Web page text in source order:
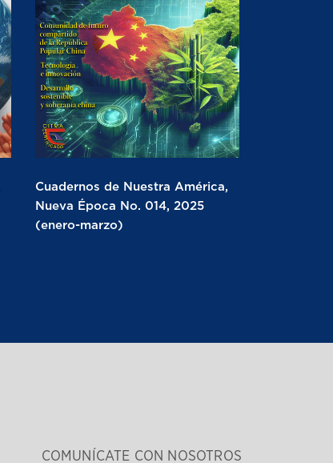
Cuadernos de Nuestra América,
Nueva Época No. 014, 2025
(enero-marzo)
COMUNÍCATE CON NOSOTROS